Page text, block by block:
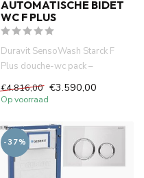
AUTOMATISCHE BIDET
WC F PLUS
Duravit SensoWash Starck F
Plus douche-wc pack –
compleet met randloos
wandclose...
€4.816,00 €3.590,00
Op voorraad
-37%